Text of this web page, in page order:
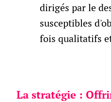
dirigés par le
susceptibles
fois qualitatifs
La stratégie :